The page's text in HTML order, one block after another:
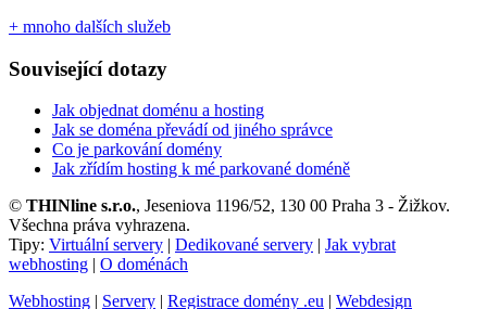
+ mnoho dalších služeb
Související dotazy
Jak objednat doménu a hosting
Jak se doména převádí od jiného správce
Co je parkování domény
Jak zřídím hosting k mé parkované doméně
© THINline s.r.o., Jeseniova 1196/52, 130 00 Praha 3 - Žižkov.
Všechna práva vyhrazena.
Tipy: Virtuální servery | Dedikované servery | Jak vybrat
webhosting | O doménách
Webhosting | Servery | Registrace domény .eu | Webdesign